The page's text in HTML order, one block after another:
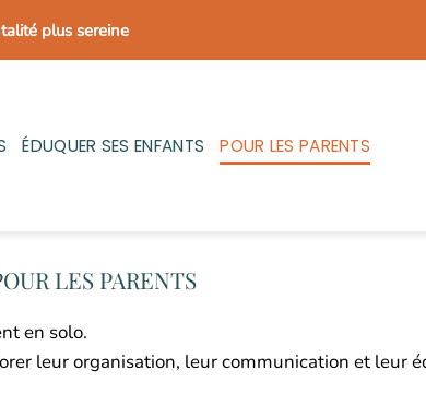
plus sereine
ÉDUQUER SES ENFANTS POUR LES PARENTS
LES PARENTS
en solo.
leur organisation, leur communication et leur